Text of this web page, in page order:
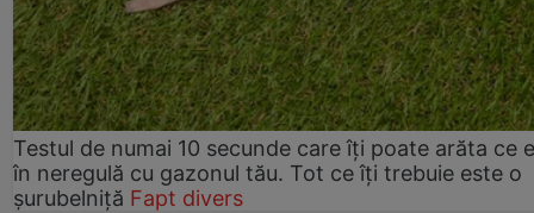
Testul de numai 10 secunde care îți poate arăta ce
în neregulă cu gazonul tău. Tot ce îți trebuie este o
șurubelniță Fapt divers